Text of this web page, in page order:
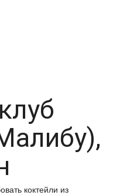
коктейли из